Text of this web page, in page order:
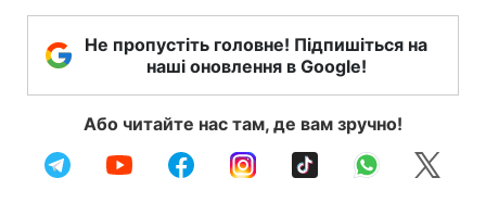
Не пропустіть головне! Підпишіться на
наші оновлення в Google!
Або читайте нас там, де вам зручно!